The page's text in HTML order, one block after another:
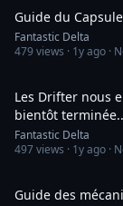
Guide du
Fantastic Delta
479views · 1y ago ·
Les Drifter nous
bientôt
Fantastic Delta
497views · 1y ago ·
Guide des